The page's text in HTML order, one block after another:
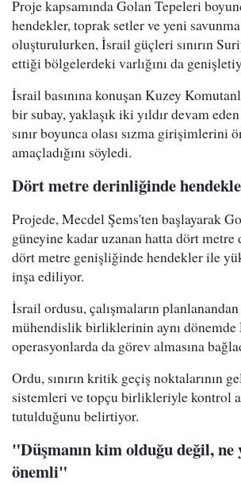
Proje kapsamında Golan Tepeleri
hendekler, toprak setler ve yeni
oluşturulurken, İsrail güçleri sınırın
ettiği bölgelerdeki varlığını da
İsrail basınına konuşan Kuzey
bir subay, yaklaşık iki yıldır devam
sınır boyunca olası sızma girişimlerini
amaçladığını söyledi.
Dört metre derinliğinde
Projede, Mecdel Şems'ten başlayarak
güneyine kadar uzanan hatta dört
dört metre genişliğinde hendekler ile
inşa ediliyor.
İsrail ordusu, çalışmaların
mühendislik birliklerinin aynı
operasyonlarda da görev almasına
Ordu, sınırın kritik geçiş noktalarının
sistemleri ve topçu birlikleriyle kontrol
tutulduğunu belirtiyor.
"Düşmanın kim olduğu değil, ne
önemli"